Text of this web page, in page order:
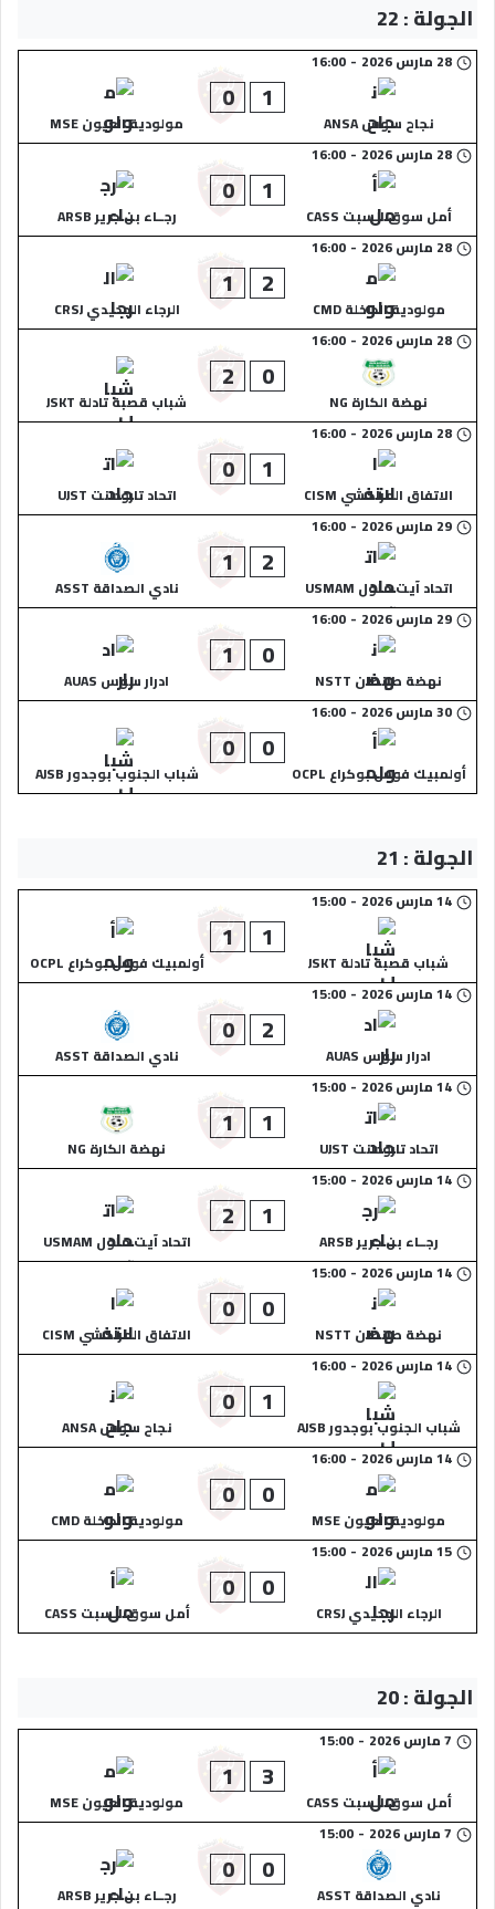
الجولة : 22
28 مارس 2026 -
16:00
نجاح سوس ANSA
1
0
مولودية العيون MSE
28 مارس 2026
-
16:00
أمل سوق السبت CASS
1
0
رجــاء بن جرير ARSB
28 مارس 2026
-
16:00
مولودية الداخلة CMD
2
1
الرجاء الجديدي CRSJ
28 مارس 2026
-
16:00
نهضة الكارة NG
0
2
شباب قصبة تادلة JSKT
28 مارس 2026
-
16:00
الاتفاق المراكشي CISM
1
0
اتحاد تارودانت UJST
29 مارس 2026
-
16:00
اتحاد آيت ملول USMAM
2
1
نادي الصداقة ASST
29 مارس 2026
-
16:00
نهضة طانطان NSTT
0
1
ادرار سوس AUAS
30 مارس 2026
-
16:00
أولمبيك فوس بوكراع OCPL
0
0
شباب الجنوب بوجدور AJSB
الجولة : 21
14 مارس 2026 -
15:00
شباب قصبة تادلة JSKT
1
1
أولمبيك فوس بوكراع OCPL
14 مارس 2026
-
15:00
ادرار سوس AUAS
2
0
نادي الصداقة ASST
14 مارس 2026
-
15:00
اتحاد تارودانت UJST
1
1
نهضة الكارة NG
14 مارس 2026
-
15:00
رجــاء بن جرير ARSB
1
2
اتحاد آيت ملول USMAM
14 مارس 2026
-
15:00
نهضة طانطان NSTT
0
0
الاتفاق المراكشي CISM
14 مارس 2026
-
16:00
شباب الجنوب بوجدور AJSB
1
0
نجاح سوس ANSA
14 مارس 2026
-
16:00
مولودية العيون MSE
0
0
مولودية الداخلة CMD
15 مارس 2026
-
15:00
الرجاء الجديدي CRSJ
0
0
أمل سوق السبت CASS
الجولة : 20
7 مارس 2026 -
15:00
أمل سوق السبت CASS
3
1
مولودية العيون MSE
7 مارس 2026
-
15:00
نادي الصداقة ASST
0
0
رجــاء بن جرير ARSB